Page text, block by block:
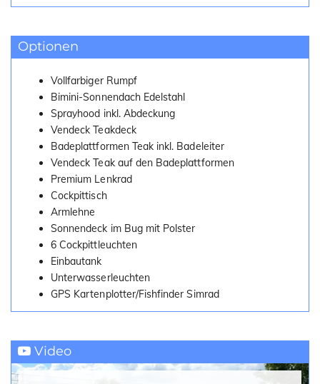
Optionen
Vollfarbiger Rumpf
Bimini-Sonnendach Edelstahl
Sprayhood inkl. Abdeckung
Vendeck Teakdeck
Badeplattformen Teak inkl. Badeleiter
Vendeck Teak auf den Badeplattformen
Premium Lenkrad
Cockpittisch
Armlehne
Sonnendeck im Bug mit Polster
6 Cockpittleuchten
Einbautank
Unterwasserleuchten
GPS Kartenplotter/Fishfinder Simrad
Video